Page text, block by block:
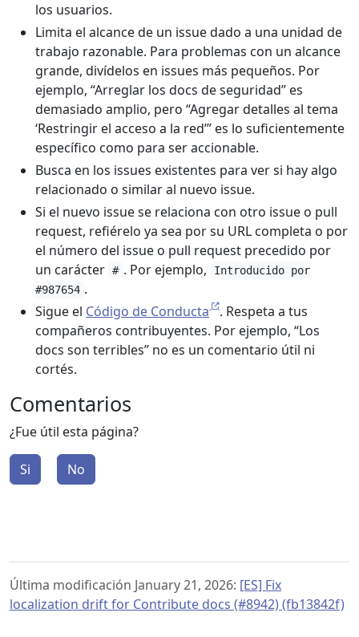
los usuarios.
Limita el alcance de un issue dado a una unidad de
trabajo razonable. Para problemas con un alcance
grande, divídelos en issues más pequeños. Por
ejemplo, “Arreglar los docs de seguridad” es
demasiado amplio, pero “Agregar detalles al tema
‘Restringir el acceso a la red’” es lo suficientemente
específico como para ser accionable.
Busca en los issues existentes para ver si hay algo
relacionado o similar al nuevo issue.
Si el nuevo issue se relaciona con otro issue o pull
request, refiérelo ya sea por su URL completa o por
el número del issue o pull request precedido por
un carácter # . Por ejemplo,
Introducido por
#987654 .
Sigue el Código de Conducta
. Respeta a tus
compañeros contribuyentes. Por ejemplo, “Los
docs son terribles” no es un comentario útil ni
cortés.
Comentarios
¿Fue útil esta página?
Si No
Última modificación January 21, 2026: [ES] Fix
localization drift for Contribute docs (#8942) (fb13842f)